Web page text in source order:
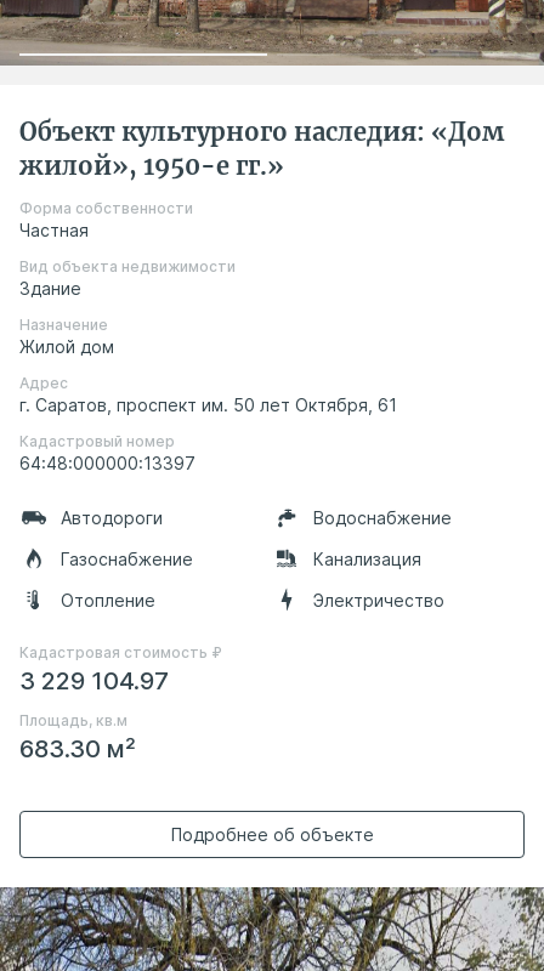
Объект культурного наследия: «Дом
жилой», 1950-е гг.»
Форма собственности
Частная
Вид объекта недвижимости
Здание
Назначение
Жилой дом
Адрес
г. Саратов, проспект им. 50 лет Октября, 61
Кадастровый номер
64:48:000000:13397
Автодороги
Водоснабжение
Газоснабжение
Канализация
Отопление
Электричество
Кадастровая стоимость ₽
3 229 104.97
Площадь, кв.м
683.30 м²
Подробнее об объекте